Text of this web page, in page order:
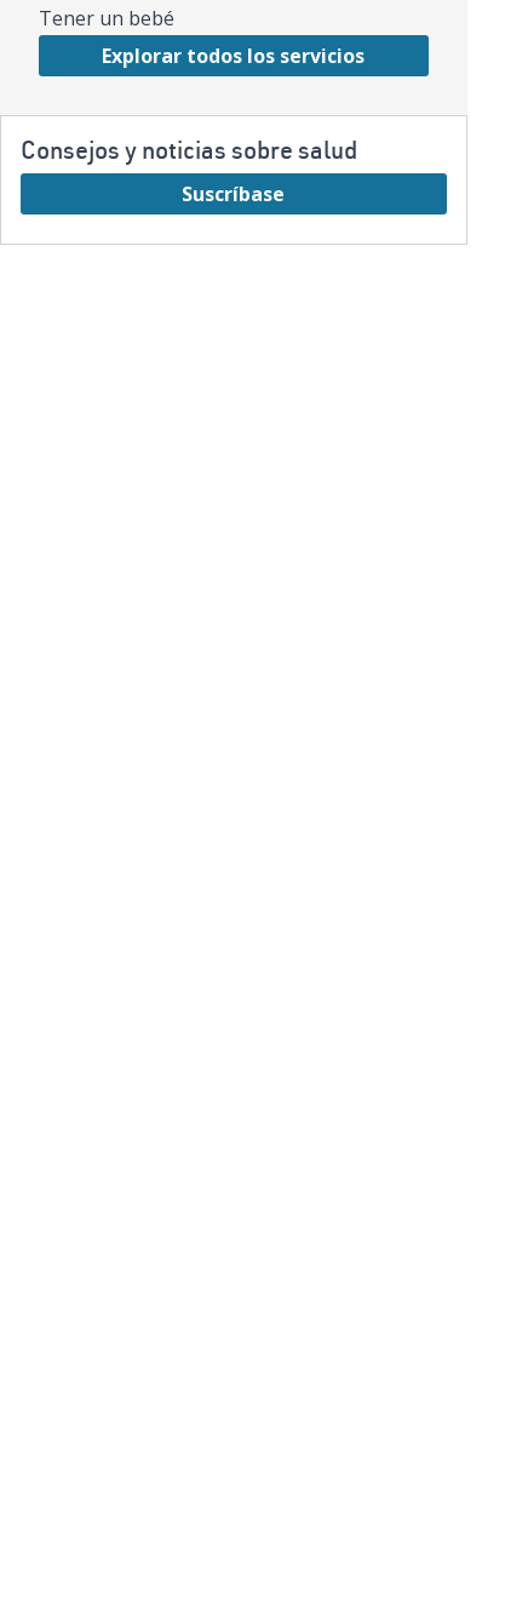
Tener un bebé
Explorar todos los servicios
Consejos y noticias sobre salud
Suscríbase